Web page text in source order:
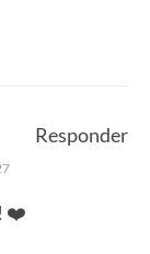
❤️
Responder